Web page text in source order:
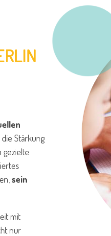
die Stärkung
gezielte
sein
mit
nur